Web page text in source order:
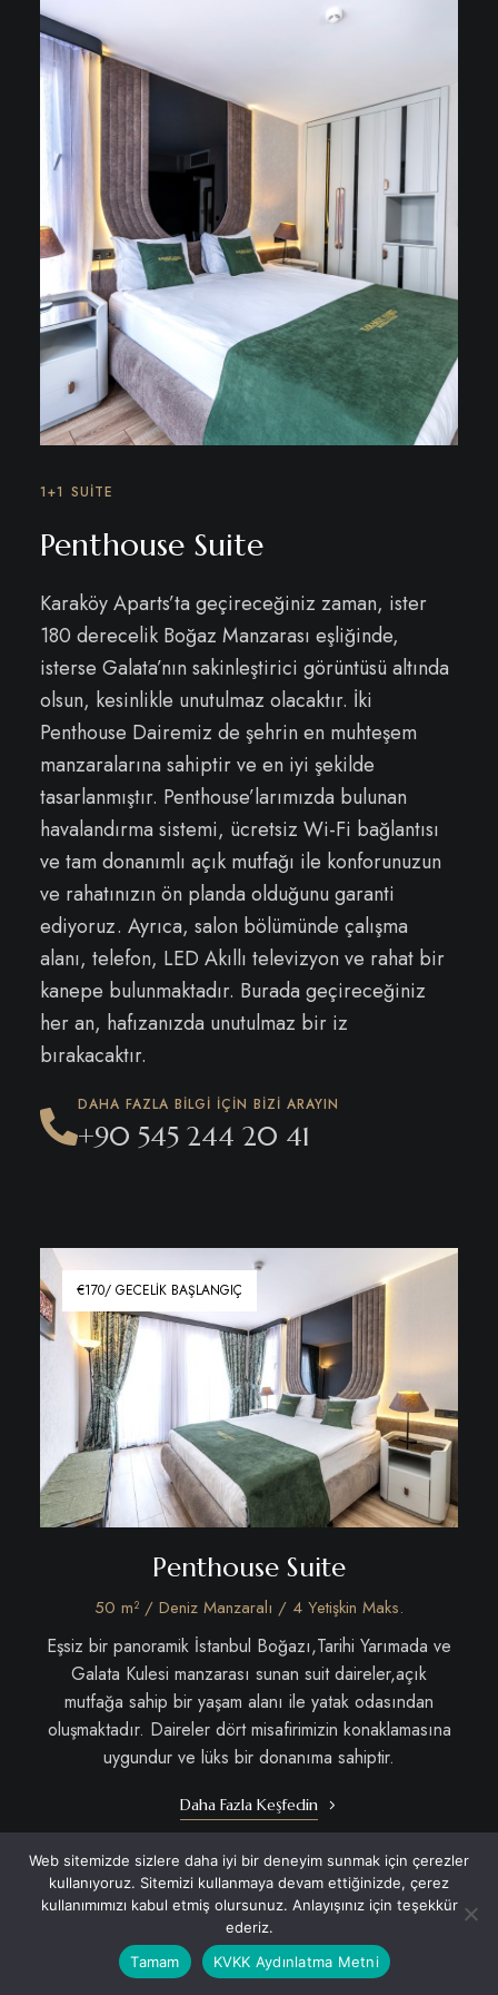
1+1 SUITE
Penthouse Suite
Karaköy Aparts’ta geçireceğiniz zaman, ister
180 derecelik Boğaz Manzarası eşliğinde,
isterse Galata’nın sakinleştirici görüntüsü altında
olsun, kesinlikle unutulmaz olacaktır. İki
Penthouse Dairemiz de şehrin en muhteşem
manzaralarına sahiptir ve en iyi şekilde
tasarlanmıştır. Penthouse’larımızda bulunan
havalandırma sistemi, ücretsiz Wi-Fi bağlantısı
ve tam donanımlı açık mutfağı ile konforunuzun
ve rahatınızın ön planda olduğunu garanti
ediyoruz. Ayrıca, salon bölümünde çalışma
alanı, telefon, LED Akıllı televizyon ve rahat bir
kanepe bulunmaktadır. Burada geçireceğiniz
her an, hafızanızda unutulmaz bir iz
bırakacaktır.
DAHA FAZLA BILGI IÇIN BIZI ARAYIN
+90 545 244 20 41
€170/ GECELIK BAŞLANGIÇ
Penthouse Suite
50 m² / Deniz Manzaralı / 4 Yetişkin Maks.
Eşsiz bir panoramik İstanbul Boğazı,Tarihi Yarımada ve
Galata Kulesi manzarası sunan suit daireler,açık
mutfağa sahip bir yaşam alanı ile yatak odasından
oluşmaktadır. Daireler dört misafirimizin konaklamasına
uygundur ve lüks bir donanıma sahiptir.
Daha Fazla Keşfedin
Web sitemizde sizlere daha iyi bir deneyim sunmak için çerezler
kullanıyoruz. Sitemizi kullanmaya devam ettiğinizde, çerez
kullanımımızı kabul etmiş olursunuz. Anlayışınız için teşekkür
ederiz.
Tamam
KVKK Aydınlatma Metni